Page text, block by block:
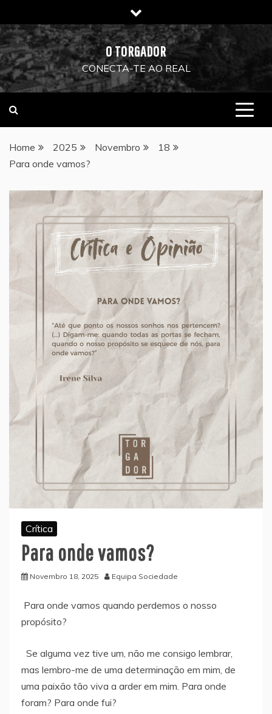
to
content
O TORGADOR
CONECTA-TE AO REAL
Home 2025 Novembro
18
Para onde vamos?
Crítica
Para onde vamos?
Novembro 18, 2025 Equipa Sociedade
Para onde vamos quando perdemos o nosso
propósito?
Se alguma vez tive um, não me consigo lembrar,
mas lembro-me de uma determinação em mim, de
uma paixão tão viva a arder em mim. Para onde
foram? Para onde fui?